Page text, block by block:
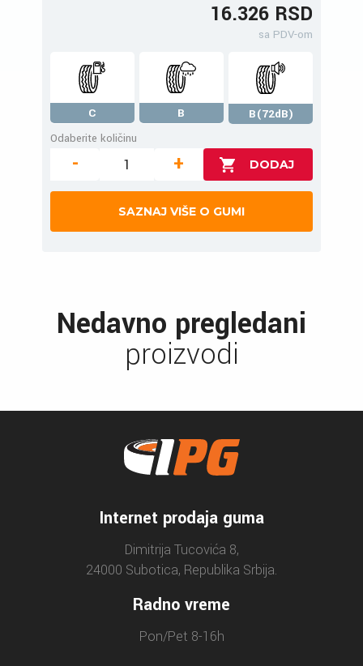
16.326 RSD
sa PDV-om
C B
B(72dB)
Odaberite količinu
- +
SAZNAJ VIŠE O GUMI
Nedavno pregledani
proizvodi
Internet prodaja guma
Dimitrija Tucovića 8,
24000 Subotica, Republika Srbija.
Radno vreme
Pon/Pet 8-16h